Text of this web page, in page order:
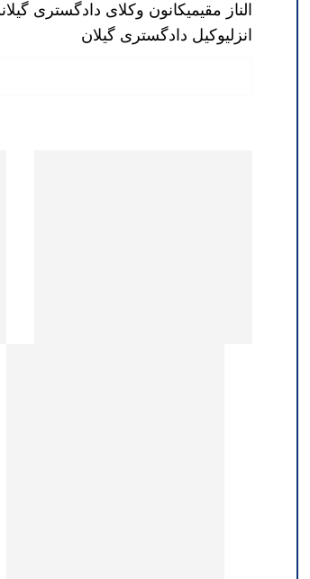
الناز مقیمیکانون وکلای دادگستری گیلان
انزلیوکیل دادگستری گیلان